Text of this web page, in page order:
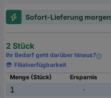
Sofort-Lieferung morgen
2 Stück
Ihr Bedarf geht darüber hinaus?
Filialverfügbarkeit
Menge (Stück)
Ersparnis
1 -